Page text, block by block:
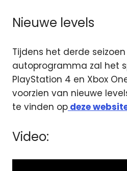
Nieuwe levels
Tijdens het derde
autoprogramma zal het
PlayStation 4 en Xbox
voorzien van nieuwe
te vinden op deze
Video: